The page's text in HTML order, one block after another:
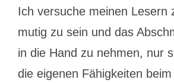
Ich versuche meinen Lesern
mutig zu sein und das
in die Hand zu nehmen, nur
die eigenen Fähigkeiten